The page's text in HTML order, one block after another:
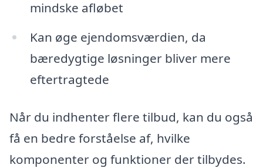
mindske afløbet
Kan øge ejendomsværdien, da
bæredygtige løsninger bliver mere
eftertragtede
Når du indhenter flere tilbud, kan du også
få en bedre forståelse af, hvilke
komponenter og funktioner der tilbydes.